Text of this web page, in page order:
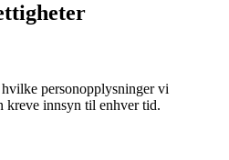
personopplysninger vi
kreve innsyn til enhver tid.